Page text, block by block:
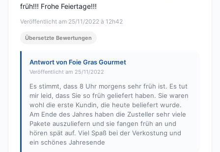
Veröffentlicht am 25/11/2022 à 12h42
früh!!! Frohe Feiertage!!!
Übersetzte Bewertungen
Antwort von Foie Gras Gourmet
Veröffentlicht am 25/11/2022
Es stimmt, dass 8 Uhr morgens sehr früh ist. Es tut
mir leid, dass Sie so früh geliefert haben. Sie waren
wohl die erste Kundin, die heute beliefert wurde.
Am Ende des Jahres haben die Zusteller sehr viele
Pakete auszuliefern und sie fangen früh an und
hören spät auf. Viel Spaß bei der Verkostung und
ein schönes Jahresende